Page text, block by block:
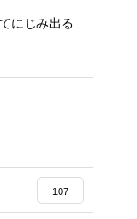
にじみ出る
107